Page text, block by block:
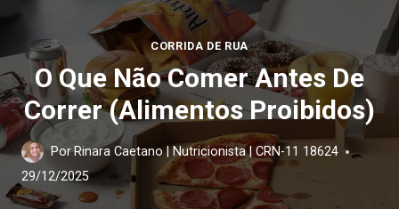
CORRIDA DE RUA
O Que Não Comer Antes De
Correr (Alimentos Proibidos)
PorRinara Caetano | Nutricionista | CRN-11 18624
29/12/2025